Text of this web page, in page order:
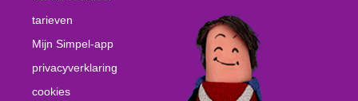
tarieven
Mijn Simpel-app
privacyverklaring
cookies